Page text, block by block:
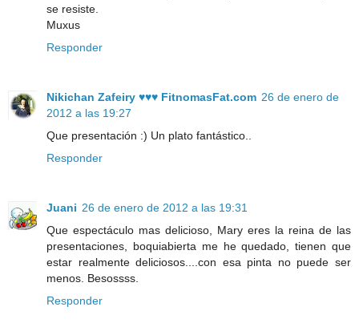
se resiste.
Muxus
Responder
Nikichan Zafeiry ♥♥♥ FitnomasFat.com 26 de enero de
2012 a las 19:27
Que presentación :) Un plato fantástico..
Responder
Juani 26 de enero de 2012 a las 19:31
Que espectáculo mas delicioso, Mary eres la reina de las
presentaciones, boquiabierta me he quedado, tienen que
estar realmente deliciosos....con esa pinta no puede ser
menos. Besossss.
Responder